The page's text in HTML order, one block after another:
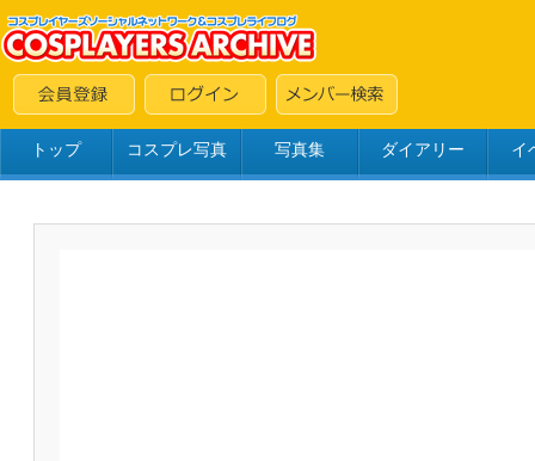
トップ コスプレ写真 写真集 ダイアリー イ